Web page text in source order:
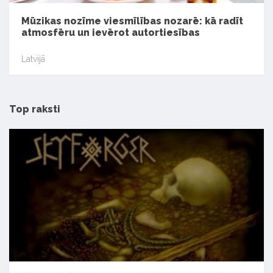
Mūzikas nozīme viesmīlības nozarē: kā radīt
atmosfēru un ievērot autortiesības
Latvijā
Top raksti